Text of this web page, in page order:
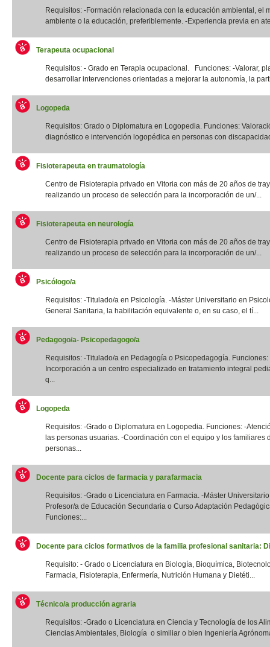
Requisitos: -Formación relacionada con la educación ambiental, el
ambiente o la educación, preferiblemente. -Experiencia previa en
Terapeuta ocupacional
Requisitos: - Grado en Terapia ocupacional. Funciones: -Valorar,
desarrollar intervenciones orientadas a mejorar la autonomía, la
Logopeda
Requisitos: Grado o Diplomatura en Logopedia. Funciones:
diagnóstico e intervención logopédica en personas con
Fisioterapeuta en traumatología
Centro de Fisioterapia privado en Vitoria con más de 20 años de
realizando un proceso de selección para la incorporación de un/...
Fisioterapeuta en neurología
Centro de Fisioterapia privado en Vitoria con más de 20 años de
realizando un proceso de selección para la incorporación de un/...
Psicólogo/a
Requisitos: -Titulado/a en Psicología. -Máster Universitario en
General Sanitaria, la habilitación equivalente o, en su caso, el tí...
Pedagogo/a- Psicopedagogo/a
Requisitos: -Titulado/a en Pedagogía o Psicopedagogía. Funciones:
Incorporación a un centro especializado en tratamiento integral
q...
Logopeda
Requisitos: -Grado o Diplomatura en Logopedia. Funciones: -
las personas usuarias. -Coordinación con el equipo y los familiares
personas...
Docente para ciclos de farmacia y parafarmacia
Requisitos: -Grado o Licenciatura en Farmacia. -Máster
Profesor/a de Educación Secundaria o Curso Adaptación
Funciones:...
Docente para ciclos formativos de la familia profesional sanitaria:
Requisito: - Grado o Licenciatura en Biología, Bioquímica,
Farmacia, Fisioterapia, Enfermería, Nutrición Humana y Dietéti...
Técnico/a producción agraria
Requisitos: -Grado o Licenciatura en Ciencia y Tecnología de los
Ciencias Ambientales, Biología o similiar o bien Ingeniería